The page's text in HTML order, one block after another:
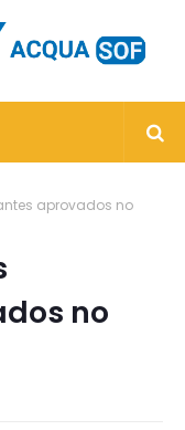
aprovados no
no